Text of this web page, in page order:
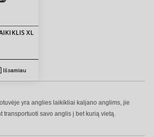
XL
Išsamiau
yra anglies laikikliai kaljano anglims, jie
transportuoti savo anglis į bet kurią vietą.